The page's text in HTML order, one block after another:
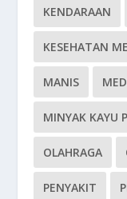
KENDARAAN
KESEHATAN
MANIS
MINYAK KAYU
OLAHRAGA
PENYAKIT